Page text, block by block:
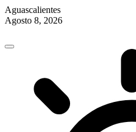
Aguascalientes
Agosto 8, 2026
content